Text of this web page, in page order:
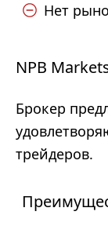
Нет
NPB
Брокер
трейдеров.